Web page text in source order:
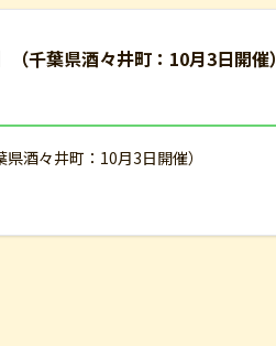
千葉県酒々井町：10月3日開催）
酒々井町：10月3日開催）